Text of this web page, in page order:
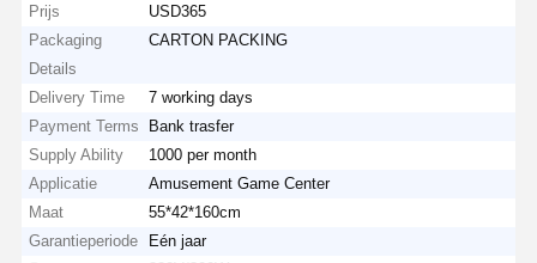
Prijs
USD365
Packaging
Details
CARTON PACKING
Delivery Time
7 working days
Payment Terms
Bank trasfer
Supply Ability
1000 per month
Applicatie
Amusement Game Center
Maat
55*42*160cm
Garantieperiode
Eén jaar